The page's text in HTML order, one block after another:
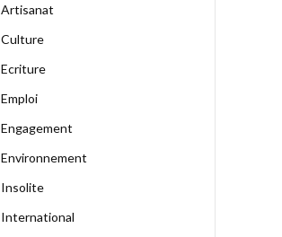
Artisanat
Culture
Ecriture
Emploi
Engagement
Environnement
Insolite
International